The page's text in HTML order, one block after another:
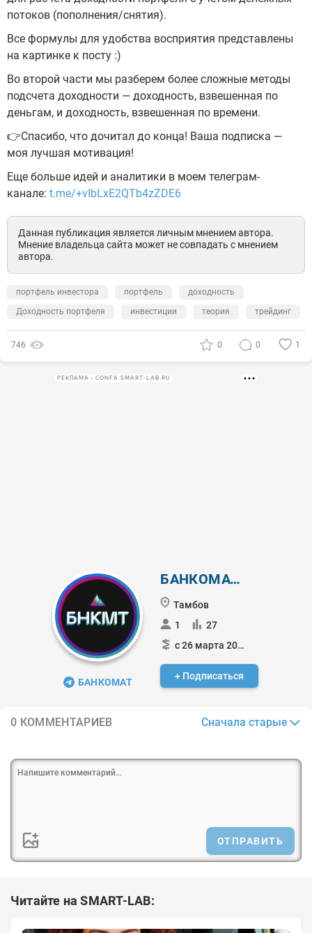
потоков (пополнения/снятия).
Все формулы для удобства восприятия представлены
на картинке к посту :)
Во второй части мы разберем более сложные методы
подсчета доходности — доходность, взвешенная по
деньгам, и доходность, взвешенная по времени.
👉Спасибо, что дочитал до конца! Ваша подписка —
моя лучшая мотивация!
Еще больше идей и аналитики в моем телеграм-
канале: t.me/+vIbLxE2QTb4zZDE6
Данная публикация является личным мнением автора.
Мнение владельца сайта может не совпадать с мнением
автора.
портфель инвестора портфель
доходность
Доходность портфеля
инвестиции теория трейдинг
746 0 0 1
РЕКЛАМА • CONFA.SMART-LAB.RU
БАНКОМАТ
БАНКОМАТ SC
Тамбов
1
27
с 26 марта 2024
+ Подписаться
0 КОММЕНТАРИЕВ Сначала старые
ОТПРАВИТЬ
Читайте на SMART-LAB: